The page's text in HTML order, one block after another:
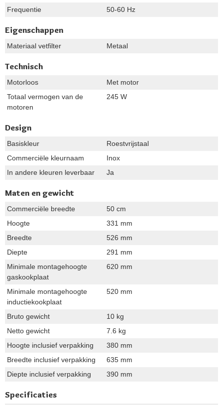
Frequentie
50-60 Hz
Eigenschappen
Materiaal vetfilter Metaal
Technisch
Motorloos
Met motor
Totaal vermogen van de
motoren
245 W
Design
Basiskleur
Roestvrijstaal
Commerciële kleurnaam
Inox
In andere kleuren leverbaar
Ja
Maten en gewicht
Commerciële breedte
50 cm
Hoogte
331 mm
Breedte
526 mm
Diepte
291 mm
Minimale montagehoogte
gaskookplaat
620 mm
Minimale montagehoogte
inductiekookplaat
520 mm
Bruto gewicht
10 kg
Netto gewicht
7.6 kg
Hoogte inclusief verpakking
380 mm
Breedte inclusief verpakking
635 mm
Diepte inclusief verpakking
390 mm
Specificaties